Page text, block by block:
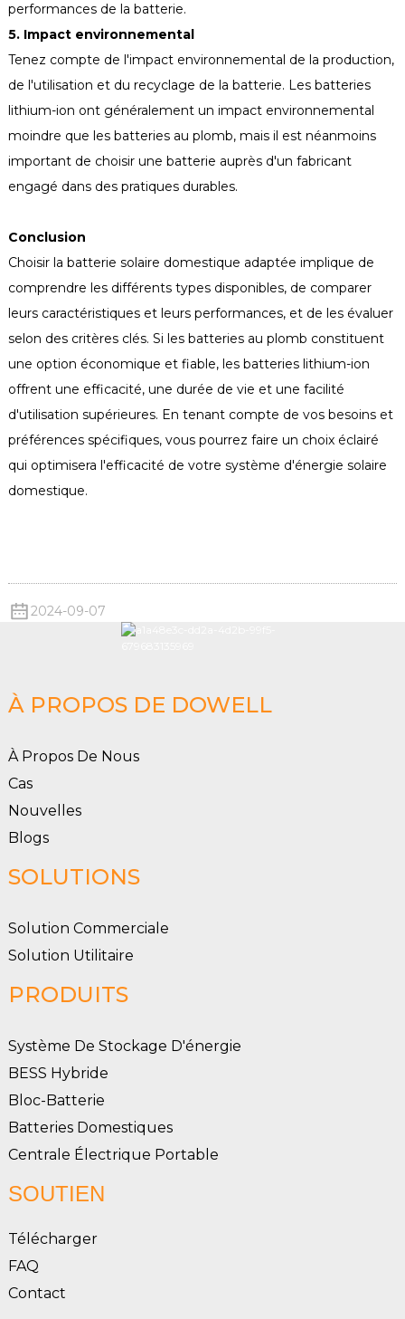
performances de la batterie.
5. Impact environnemental
Tenez compte de l'impact environnemental de la production,
de l'utilisation et du recyclage de la batterie. Les batteries
lithium-ion ont généralement un impact environnemental
moindre que les batteries au plomb, mais il est néanmoins
important de choisir une batterie auprès d'un fabricant
engagé dans des pratiques durables.
Conclusion
Choisir la batterie solaire domestique adaptée implique de
comprendre les différents types disponibles, de comparer
leurs caractéristiques et leurs performances, et de les évaluer
selon des critères clés. Si les batteries au plomb constituent
une option économique et fiable, les batteries lithium-ion
offrent une efficacité, une durée de vie et une facilité
d'utilisation supérieures. En tenant compte de vos besoins et
préférences spécifiques, vous pourrez faire un choix éclairé
qui optimisera l'efficacité de votre système d'énergie solaire
domestique.
2024-09-07
À PROPOS DE DOWELL
À Propos De Nous
Cas
Nouvelles
Blogs
SOLUTIONS
Solution Commerciale
Solution Utilitaire
PRODUITS
Système De Stockage D'énergie
BESS Hybride
Bloc-Batterie
Batteries Domestiques
Centrale Électrique Portable
SOUTIEN
Télécharger
FAQ
Contact